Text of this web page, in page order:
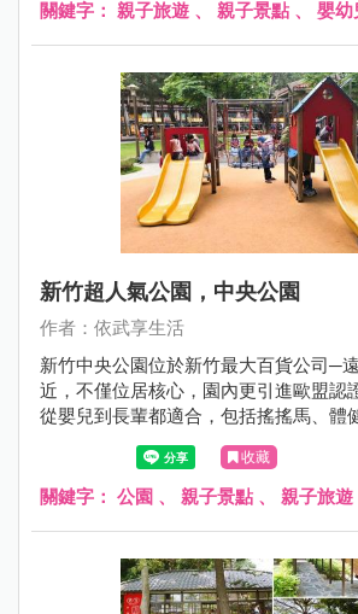
椅，也太好玩了吧！新奇又有創意的特
關鍵字： 親子旅遊 、 親子景點 、 嬰幼
新竹超人氣公園，中央公園
作者：依武享生活
新竹中央公園位於新竹最大百貨公司─
近，不僅位居核心，園內更引進歐盟認
從嬰兒到長輩都適合，包括搖搖馬、體
全家大小假日運動休閒的好地方。
收藏
關鍵字： 公園 、 親子景點 、 親子旅遊